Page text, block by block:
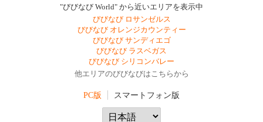
"びびなび World" から近いエリアを表示中
びびなび ロサンゼルス
びびなび オレンジカウンティー
びびなび サンディエゴ
びびなび ラスベガス
びびなび シリコンバレー
他エリアのびびなびはこちらから
PC版 スマートフォン版